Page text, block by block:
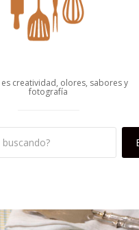
es creatividad, olores, sabores y
fotografía